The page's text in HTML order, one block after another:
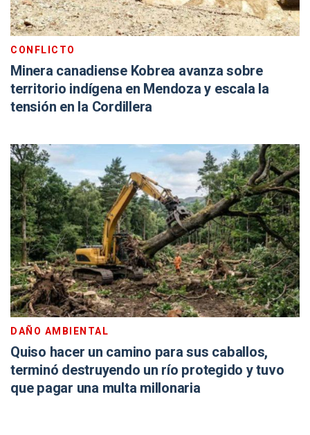
CONFLICTO
Minera canadiense Kobrea avanza sobre
territorio indígena en Mendoza y escala la
tensión en la Cordillera
DAÑO AMBIENTAL
Quiso hacer un camino para sus caballos,
terminó destruyendo un río protegido y tuvo
que pagar una multa millonaria